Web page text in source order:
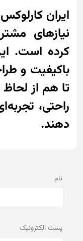
ایران
نیازهای
کرده است.
باکیفیت و
تا هم از
راحتی،
دهند.
نام
پست الكترونيک